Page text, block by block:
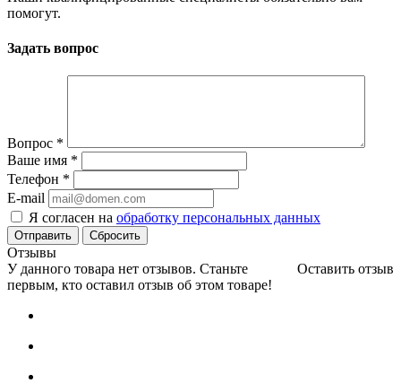
помогут.
Задать вопрос
Вопрос *
Ваше имя *
Телефон *
E-mail
Я согласен на обработку персональных данных
Сбросить
Отзывы
Оставить отзыв
У данного товара нет отзывов. Станьте
первым, кто оставил отзыв об этом товаре!